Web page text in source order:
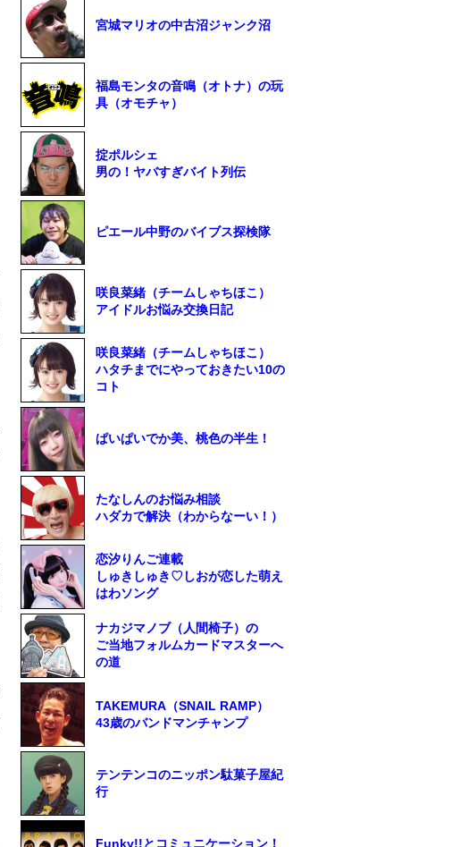
宮城マリオの中古沼ジャンク沼
福島モンタの音鳴（オトナ）の玩
具（オモチャ）
掟ポルシェ
男の！ヤバすぎバイト列伝
ピエール中野のバイブス探検隊
咲良菜緒（チームしゃちほこ）
アイドルお悩み交換日記
咲良菜緒（チームしゃちほこ）
ハタチまでにやっておきたい10の
コト
ぱいぱいでか美、桃色の半生！
たなしんのお悩み相談
ハダカで解決（わからなーい！）
恋汐りんご連載
しゅきしゅき♡しおが恋した萌え
はわソング
ナカジマノブ（人間椅子）の
ご当地フォルムカードマスターへ
の道
TAKEMURA（SNAIL RAMP）
43歳のバンドマンチャンプ
テンテンコのニッポン駄菓子屋紀
行
Funky!!とコミュニケーション！